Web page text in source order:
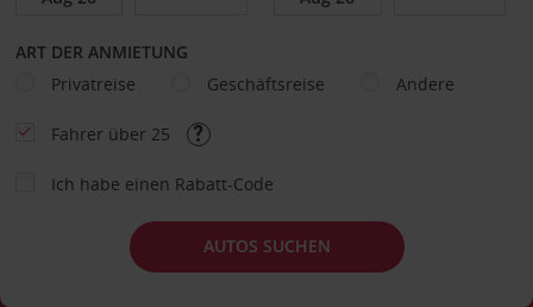
ART DER ANMIETUNG
Privatreise
Geschäftsreise Andere
Fahrer über 25
Ich habe einen Rabatt-Code
AUTOS SUCHEN